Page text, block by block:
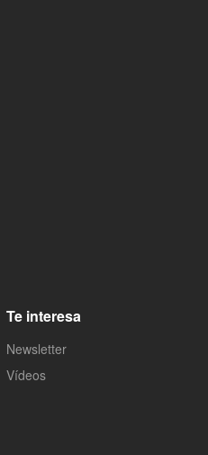
Te interesa
Newsletter
Vídeos